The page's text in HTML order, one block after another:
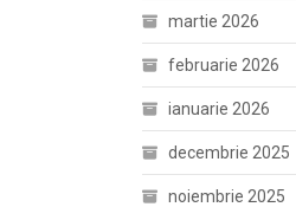
martie 2026
februarie 2026
ianuarie 2026
decembrie 2025
noiembrie 2025